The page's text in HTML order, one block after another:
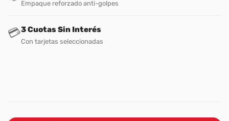
Empaque reforzado anti-golpes
💳3 Cuotas Sin Interés
Con tarjetas seleccionadas